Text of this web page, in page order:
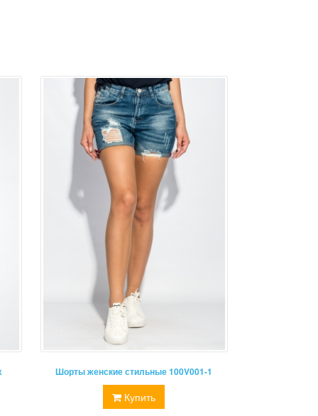
Шорты женские стильные 100V001-1
Купить